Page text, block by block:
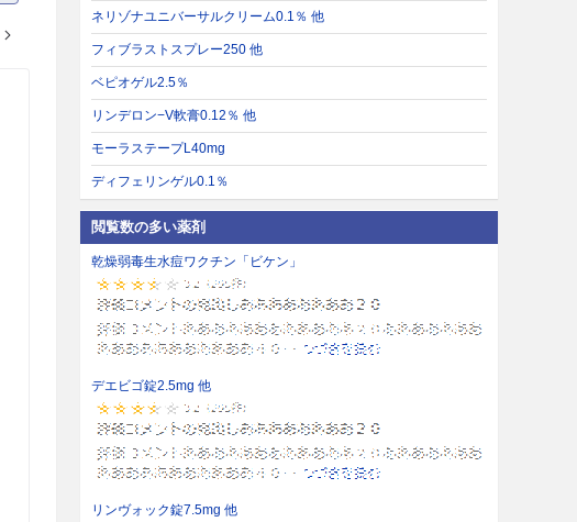
ネリゾナユニバーサルクリーム0.1％ 他
フィブラストスプレー250 他
ベピオゲル2.5％
リンデロン−V軟膏0.12％ 他
モーラステープL40mg
ディフェリンゲル0.1％
閲覧数の多い薬剤
乾燥弱毒生水痘ワクチン「ビケン」
デエビゴ錠2.5mg 他
リンヴォック錠7.5mg 他